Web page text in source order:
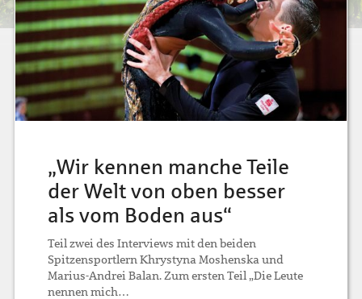
„Wir kennen manche Teile
der Welt von oben besser
als vom Boden aus“
Teil zwei des Interviews mit den beiden
Spitzensportlern Khrystyna Moshenska und
Marius-Andrei Balan. Zum ersten Teil „Die Leute
nennen mich…